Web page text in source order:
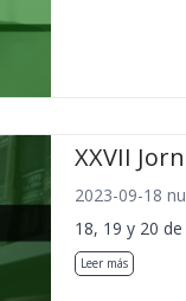
XXVII
2023-09-18
18, 19 y 20
Leer más